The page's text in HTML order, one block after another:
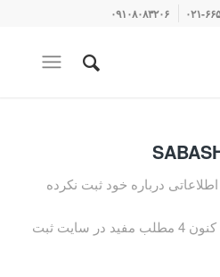
۰۹۱۰۸۰۸۳۲۰۶
درباره خود ثبت نکرده
تا کنون 4 مطلب مفید در سایت ثبت